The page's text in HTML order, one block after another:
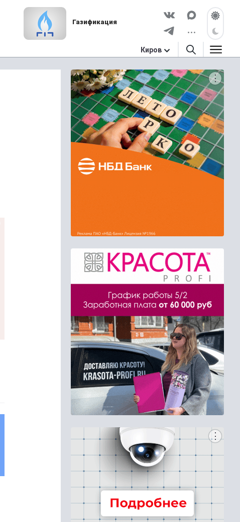
Газификация
Киров